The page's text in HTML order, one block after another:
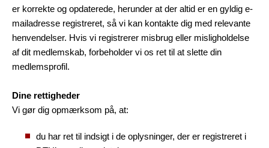
er korrekte og opdaterede, herunder at der altid er en gyldig e-
mailadresse registreret, så vi kan kontakte dig med relevante
henvendelser. Hvis vi registrerer misbrug eller misligholdelse
af dit medlemskab, forbeholder vi os ret til at slette din
medlemsprofil.
Dine rettigheder
Vi gør dig opmærksom på, at:
du har ret til indsigt i de oplysninger, der er registreret i